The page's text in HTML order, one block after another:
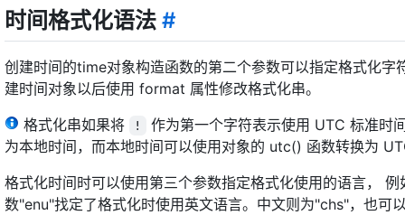
时间格式化语法 #
创建时间的time对象构造函数的第二个参数可以指定格式化
建时间对象以后使用 format 属性修改格式化串。
格式化串如果将
!
作为第一个字符表示使用 UTC 标准时
为本地时间，而本地时间可以使用对象的 utc() 函数转换为
格式化时间时可以使用第三个参数指定格式化使用的语言，
数"enu"找定了格式化时使用英文语言。中文则为"chs"，也